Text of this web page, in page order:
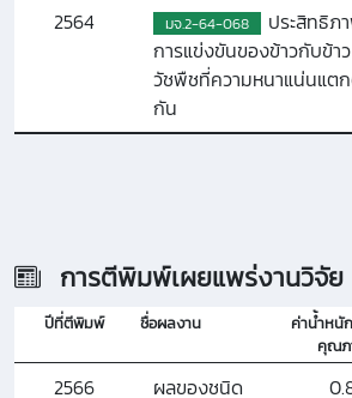
2564 มจ.2-64-068
ประสิทธิภ
การแข่งขันของข้าวกับข้าว
วัชพืชที่ความหนาแน่นแต
กัน
การตีพิมพ์เผยแพร่งานวิจัย
ปีที่ตีพิมพ์ ชื่อผลงาน
ค่าน้ำหนั
คุณ
2566
ผลของชนิด